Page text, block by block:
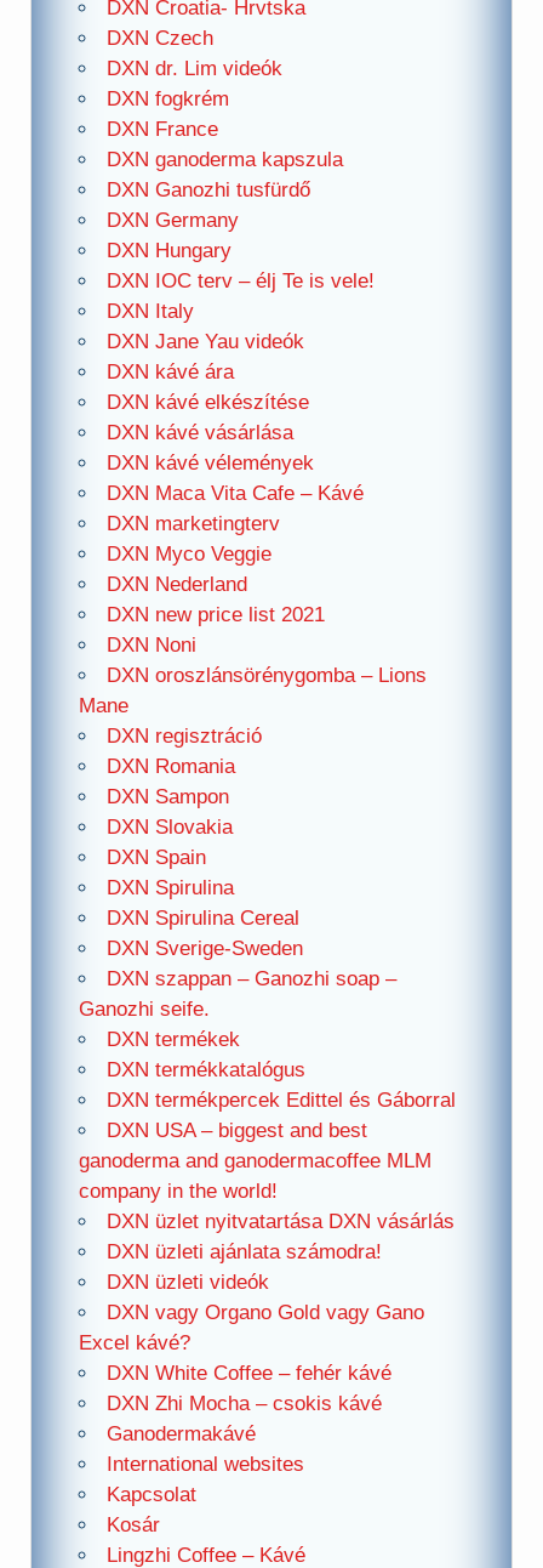
DXN Croatia- Hrvtska
DXN Czech
DXN dr. Lim videók
DXN fogkrém
DXN France
DXN ganoderma kapszula
DXN Ganozhi tusfürdő
DXN Germany
DXN Hungary
DXN IOC terv – élj Te is vele!
DXN Italy
DXN Jane Yau videók
DXN kávé ára
DXN kávé elkészítése
DXN kávé vásárlása
DXN kávé vélemények
DXN Maca Vita Cafe – Kávé
DXN marketingterv
DXN Myco Veggie
DXN Nederland
DXN new price list 2021
DXN Noni
DXN oroszlánsörénygomba – Lions
Mane
DXN regisztráció
DXN Romania
DXN Sampon
DXN Slovakia
DXN Spain
DXN Spirulina
DXN Spirulina Cereal
DXN Sverige-Sweden
DXN szappan – Ganozhi soap –
Ganozhi seife.
DXN termékek
DXN termékkatalógus
DXN termékpercek Edittel és Gáborral
DXN USA – biggest and best
ganoderma and ganodermacoffee MLM
company in the world!
DXN üzlet nyitvatartása DXN vásárlás
DXN üzleti ajánlata számodra!
DXN üzleti videók
DXN vagy Organo Gold vagy Gano
Excel kávé?
DXN White Coffee – fehér kávé
DXN Zhi Mocha – csokis kávé
Ganodermakávé
International websites
Kapcsolat
Kosár
Lingzhi Coffee – Kávé